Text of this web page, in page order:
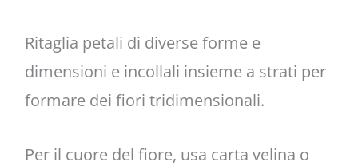
Ritaglia petali di diverse forme e
dimensioni e incollali insieme a strati per
formare dei fiori tridimensionali.
Per il cuore del fiore, usa carta velina o